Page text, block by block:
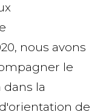
nous avons
le
la
de